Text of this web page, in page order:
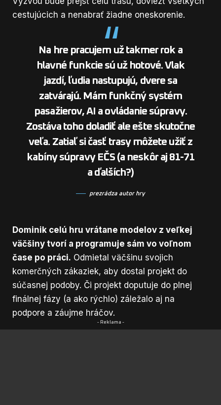
cestujúcich a nenabrať žiadne oneskorenie.
Na hre pracujem už takmer rok a
hlavné funkcie sú už hotové. Vlak
jazdí, ľudia nastupujú, dvere sa
zatvárajú. Mám funkčný systém
pasažierov, AI a ovládanie súpravy.
Zostáva toho doladiť ale ešte skutočne
veľa. Zatiaľ si časť trasy môžete užiť z
kabíny súpravy EČS (a neskôr aj 81-71
a ďalších?)
prezrádza autor hry
Dominik celú hru vrátane modelov z veľkej
väčšiny tvorí a programuje sám vo voľnom
čase po práci. Odmietal väčšinu svojich
komerčných zákaziek, aby dostal projekt do
súčasnej podoby. Či projekt doputuje do plnej
finálnej fázy (a ako rýchlo) záležalo aj na
podpore a záujme hráčov.
- Reklama -